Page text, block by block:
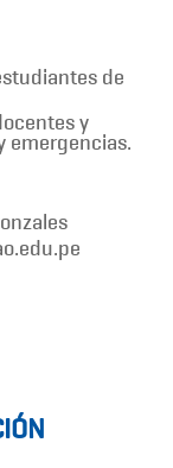
de
y
emergencias.